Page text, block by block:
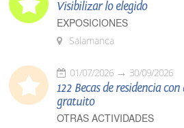
Visibilizar lo elegido
EXPOSICIONES
Salamanca
01/07/2026 30/09/2026
122 Becas de residencia
gratuito
OTRAS ACTIVIDADES